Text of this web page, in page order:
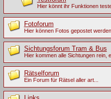
Hier könnt ihr Funktionen
Fotoforum
Hier können Fotos gepostet
Sichtungsforum Tram & Bus
Hier kommen alle Sichtungen rein,
Rätselforum
Ein Forum für Rätsel aller art...